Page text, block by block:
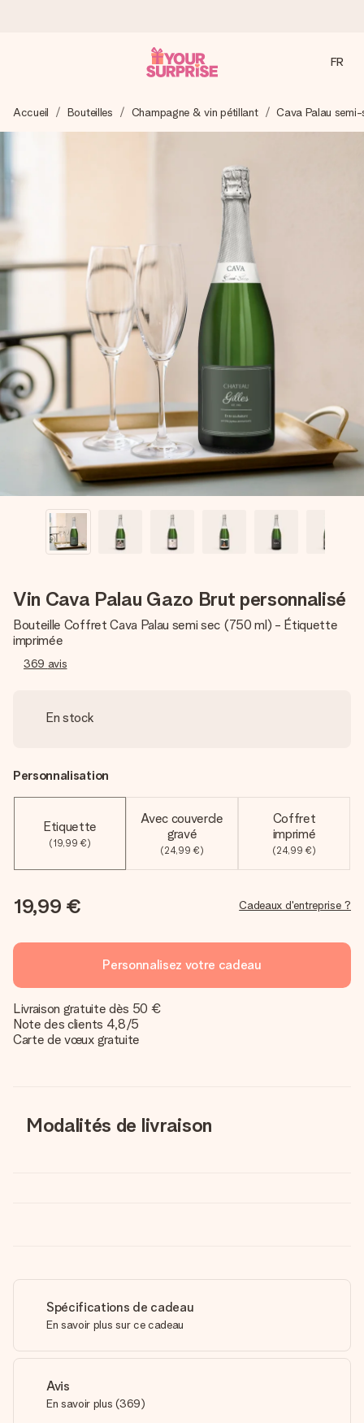
Nous préparons votre cadeau avec attention et l’envoyons
en un éclair – pour que vous puissiez l’offrir au bon moment,
4,9 (sur la base de +15 000 avis)
Nos cadeaux sont appréciés. Les clients nous attribuent
une note de 4,9 sur Google Reviews (total de tous les
pays où nous sommes présents).
Carte de vœux gratuite
Créez quelque chose d’unique en quelques étapes – avec
son prénom, votre photo ou un message qui touche le cœur.
Sans complications, juste tout l’amour pour le moment idéal.
FR
Accueil Bouteilles Champagne & vin pétillant Cava Palau
Vin Cava Palau Gazo Brut personnalisé
Bouteille Coffret Cava Palau semi sec (750 ml) - Étiquette
imprimée
369 avis
En stock
Personnalisation
Etiquette
(19,99 €)
Avec couvercle
gravé
(24,99 €)
Coffret
imprimé
(24,99 €)
19,99 € Cadeaux d'entreprise ?
Personnalisez votre cadeau
Livraison gratuite dès 50 €
Note des clients 4,8/5
Carte de vœux gratuite
Modalités de livraison
Spécifications de cadeau
En savoir plus sur ce cadeau
Avis
En savoir plus (369)